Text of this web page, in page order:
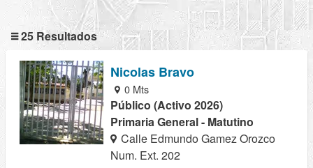
25 Resultados
Nicolas Bravo
0 Mts
Público (Activo 2026)
Primaria General - Matutino
Calle Edmundo Gamez Orozco
Num. Ext. 202